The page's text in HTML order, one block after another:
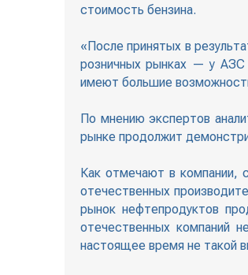
стоимость бензина.
«После принятых в
розничных рынках — у АЗС
имеют большие
По мнению экспертов
рынке продолжит
Как отмечают в компании,
отечественных
рынок нефтепродуктов
отечественных компаний
настоящее время не такой